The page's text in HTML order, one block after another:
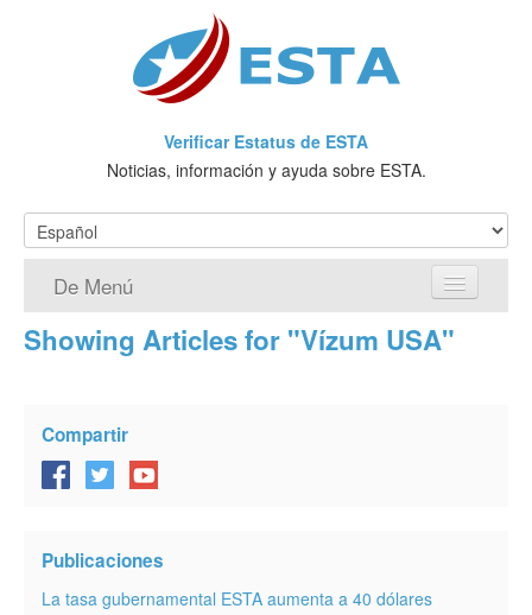
Verificar Estatus de ESTA
Noticias, información y ayuda sobre ESTA.
De Menú
Página de inicio
¿Qué es ESTA?
VWP
ESTA Información
Showing Articles for "Vízum USA"
Compartir
Publicaciones
La tasa gubernamental ESTA aumenta a 40 dólares